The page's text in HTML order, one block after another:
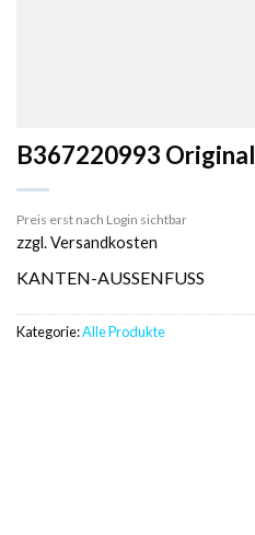
B367220993 Original
Preis erst nach Login sichtbar
zzgl. Versandkosten
KANTEN-AUSSENFUSS
Kategorie:Alle Produkte